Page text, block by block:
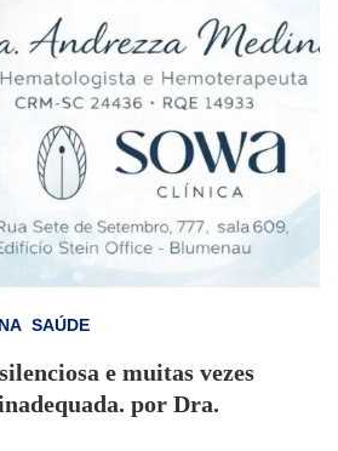
SAÚDE
e muitas vezes
por Dra.